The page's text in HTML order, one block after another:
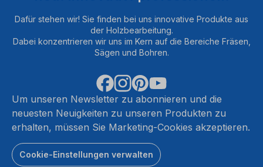
Dafür stehen wir! Sie finden bei uns innovative Produkte aus
der Holzbearbeitung.
Dabei konzentrieren wir uns im Kern auf die Bereiche Fräsen,
Sägen und Bohren.
Um unseren Newsletter zu abonnieren und die
neuesten Neuigkeiten zu unseren Produkten zu
erhalten, müssen Sie Marketing-Cookies akzeptieren.
Cookie-Einstellungen verwalten